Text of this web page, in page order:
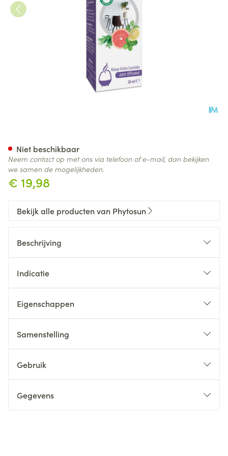
€ 19,98
Niet beschikbaar
Neem contact op met ons via telefoon of e-mail, dan bekijken
we samen de mogelijkheden.
Bekijk alle producten van Phytosun
Beschrijving
Indicatie
Eigenschappen
Samenstelling
Gebruik
Gegevens